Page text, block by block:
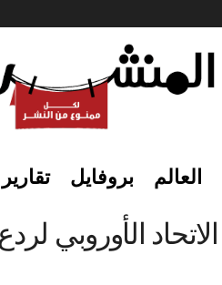
العالم بروفايل تقارير
الأوروبي